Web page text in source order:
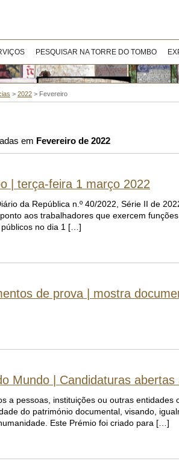
PESQUISAR NA TORRE DO TOMBO
> 2022 > Fevereiro
em Fevereiro de 2022
| terça-feira 1 março 2022
da República n.º 40/2022, Série II de
aos trabalhadores que exercem
no dia 1 […]
de prova | mostra
Mundo | Candidaturas
a pessoas, instituições ou outras
do património documental, visando,
Este Prémio foi criado para […]